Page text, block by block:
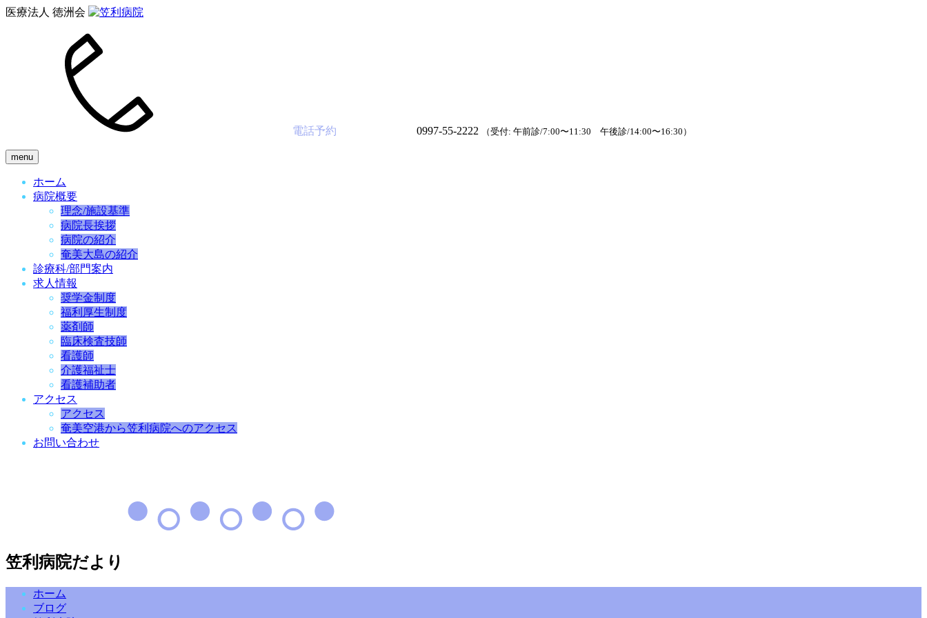
医療法人 徳洲会
電話予約 0997-55-2222 （受付: 午前診/7:00〜11:30 午後診/14:00〜16:30）
menu
ホーム
病院概要
理念/施設基準
病院長挨拶
病院の紹介
奄美大島の紹介
診療科/部門案内
求人情報
奨学金制度
福利厚生制度
薬剤師
臨床検査技師
看護師
介護福祉士
看護補助者
アクセス
アクセス
奄美空港から笠利病院へのアクセス
お問い合わせ
笠利病院だより
ホーム
ブログ